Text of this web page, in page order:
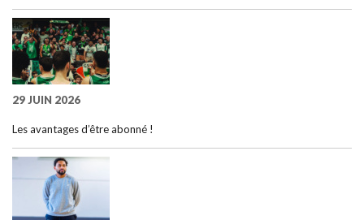
29 JUIN 2026
Les avantages d’être abonné !